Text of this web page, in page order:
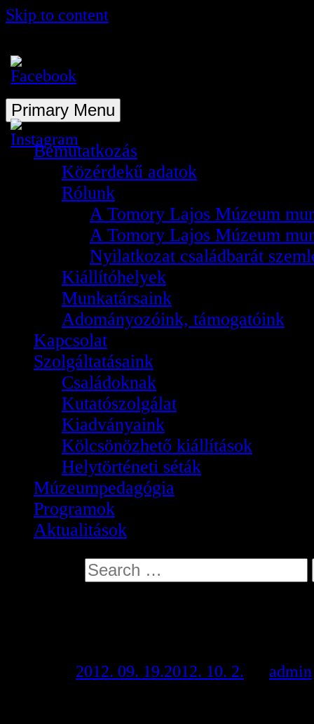
Skip to content
A Tomory Lajos Múzeum hivatalos
Primary Menu
Bemutatkozás
Közérdekű adatok
Rólunk
A Tomory Lajos Múzeum
A Tomory Lajos Múzeum
Nyilatkozat családbarát
Kiállítóhelyek
Munkatársaink
Adományozóink, támogatóink
Kapcsolat
Szolgáltatásaink
Családoknak
Kutatószolgálat
Kiadványaink
Kölcsönözhető kiállítások
Helytörténeti séták
Múzeumpedagógia
Programok
Aktualitások
2012. 09. 19.2012. 10. 2.
admin